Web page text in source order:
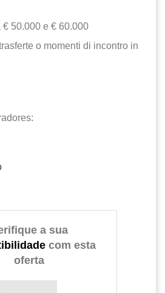
€ 50.000 e € 60.000
o momenti di incontro in
a sua
com esta
oferta